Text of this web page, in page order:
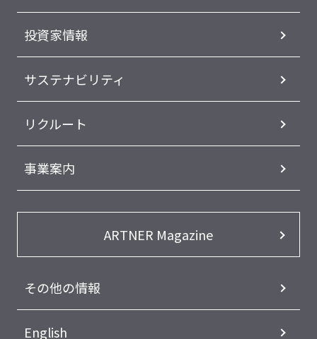
投資家情報
サステナビリティ
リクルート
事業案内
ARTNER Magazine
その他の情報
English